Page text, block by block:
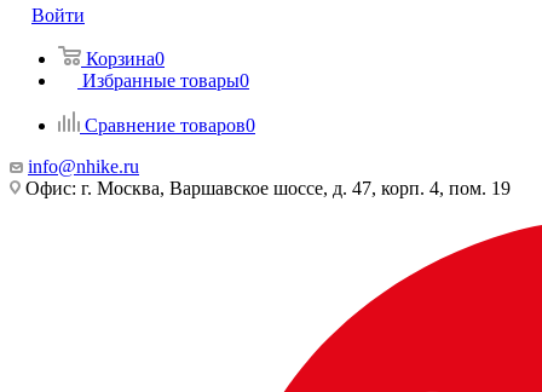
Войти
Корзина0
Избранные товары0
Сравнение товаров0
info@nhike.ru
Офис: г. Москва, Варшавское шоссе, д. 47, корп. 4, пом. 19